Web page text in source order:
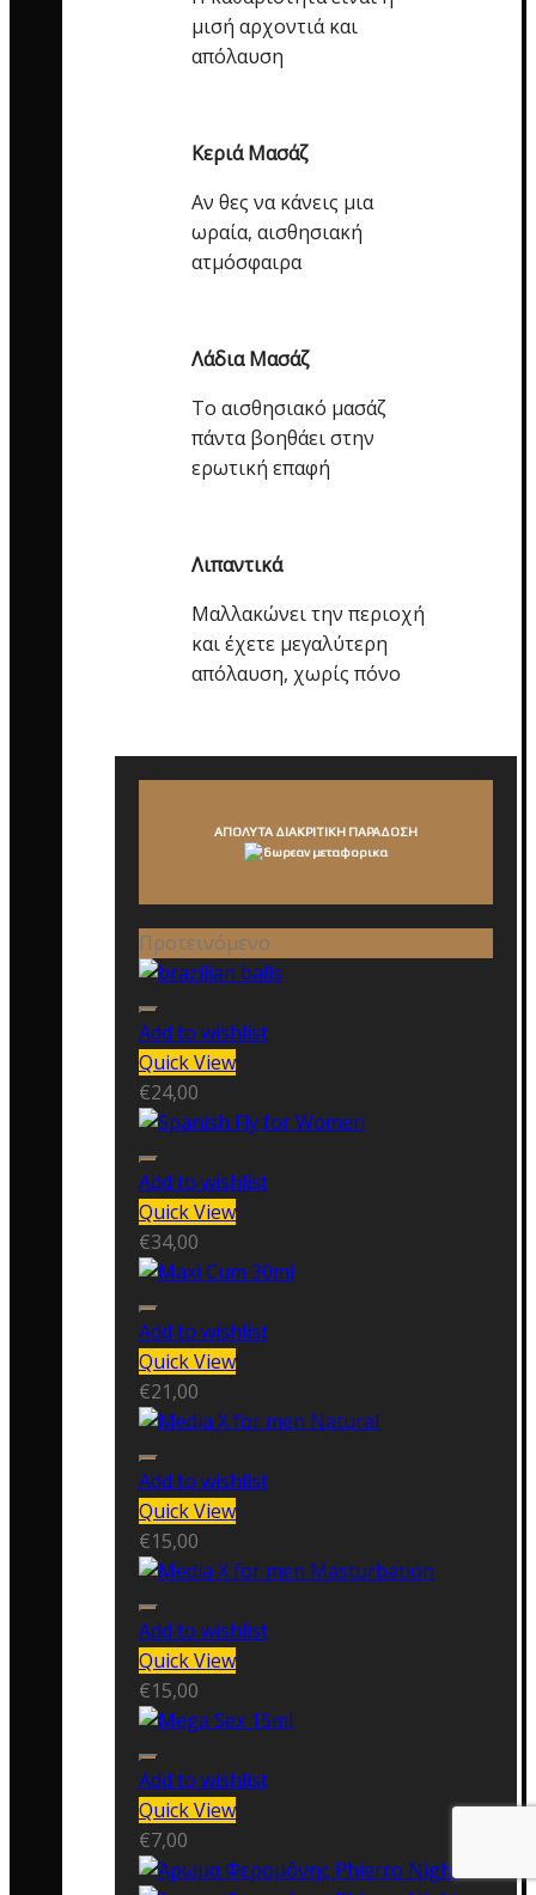
μισή αρχοντιά και
απόλαυση
Κεριά Μασάζ
Αν θες να κάνεις μια
ωραία, αισθησιακή
ατμόσφαιρα
Λάδια Μασάζ
Το αισθησιακό μασάζ
πάντα βοηθάει στην
ερωτική επαφή
Λιπαντικά
Μαλλακώνει την περιοχή
και έχετε μεγαλύτερη
απόλαυση, χωρίς πόνο
ΑΠΟΛΥΤΑ ΔΙΑΚΡΙΤΙΚΗ ΠΑΡΑΔΟΣΗ
Προτεινόμενο
Add to wishlist
Quick View
€24,00
Add to wishlist
Quick View
€34,00
Add to wishlist
Quick View
€21,00
Add to wishlist
Quick View
€15,00
Add to wishlist
Quick View
€15,00
Add to wishlist
Quick View
€7,00